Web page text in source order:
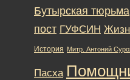
Бутырская тюрьма
пост ГУФСИН
История Митр. Антоний
Пасха